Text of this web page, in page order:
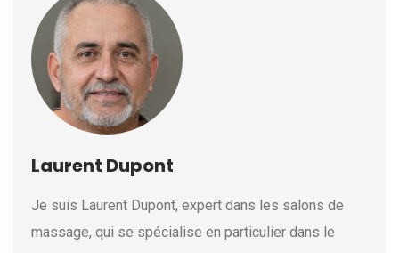
Laurent Dupont
Je suis Laurent Dupont, expert dans les salons de
massage, qui se spécialise en particulier dans le